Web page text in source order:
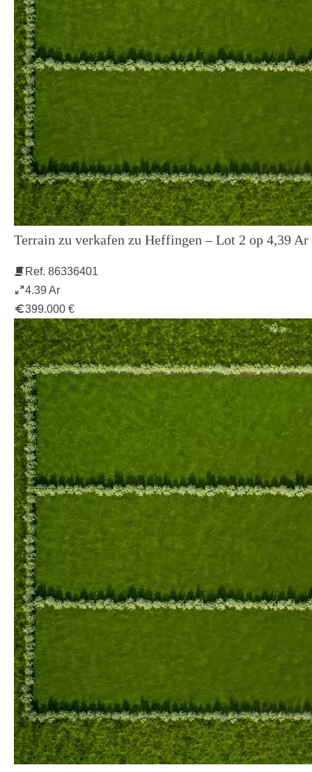
Terrain zu verkafen zu Heffingen – Lot 2 op 4,39 Ar
Ref. 86336401
4.39 Ar
399.000 €